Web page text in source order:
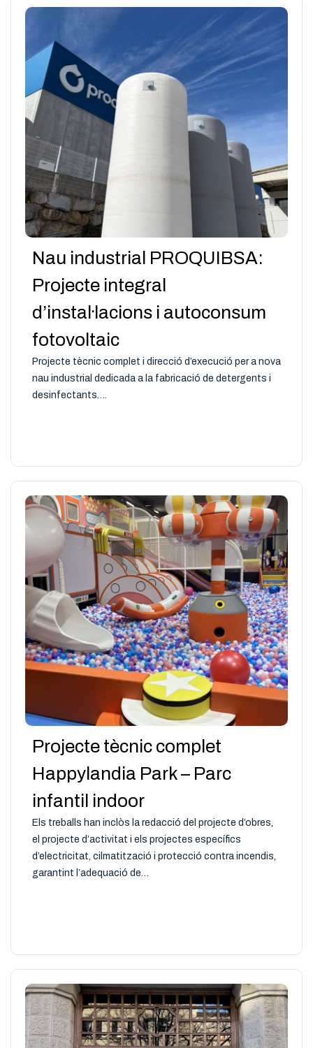
Nau industrial PROQUIBSA:
Projecte integral
d’instal·lacions i autoconsum
fotovoltaic
Projecte tècnic complet i direcció d’execució per a nova
nau industrial dedicada a la fabricació de detergents i
desinfectants….
Projecte tècnic complet
Happylandia Park – Parc
infantil indoor
Els treballs han inclòs la redacció del projecte d’obres,
el projecte d’activitat i els projectes específics
d’electricitat, cilmatització i protecció contra incendis,
garantint l’adequació de…